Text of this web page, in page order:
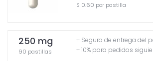
$ 0.60 por pastilla
250 mg
90 pastillas
+ Seguro de entrega del
+ 10% para pedidos